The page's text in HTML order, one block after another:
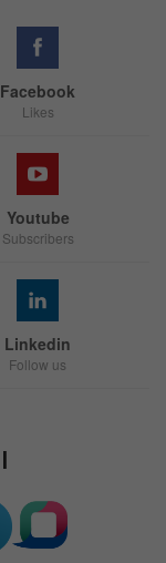
Facebook
Likes
Youtube
Subscribers
Linkedin
Follow us